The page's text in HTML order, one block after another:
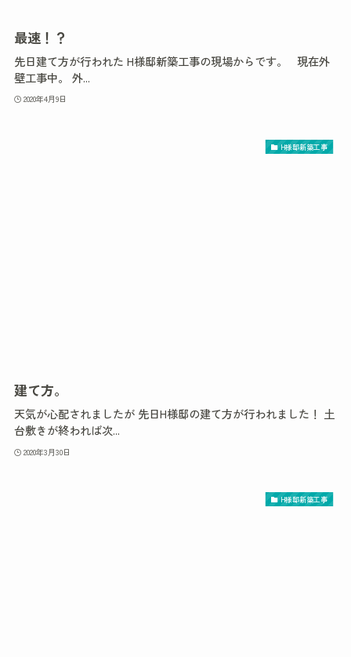
最速！？
先日建て方が行われた H様邸新築工事の現場からです。 現在外
壁工事中。 外...
2020年4月9日
H様邸新築工事
建て方。
天気が心配されましたが 先日H様邸の建て方が行われました！ 土
台敷きが終われば次...
2020年3月30日
H様邸新築工事